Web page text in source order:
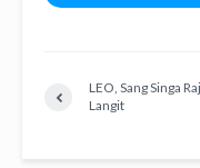
LEO, Sang Singa
Langit